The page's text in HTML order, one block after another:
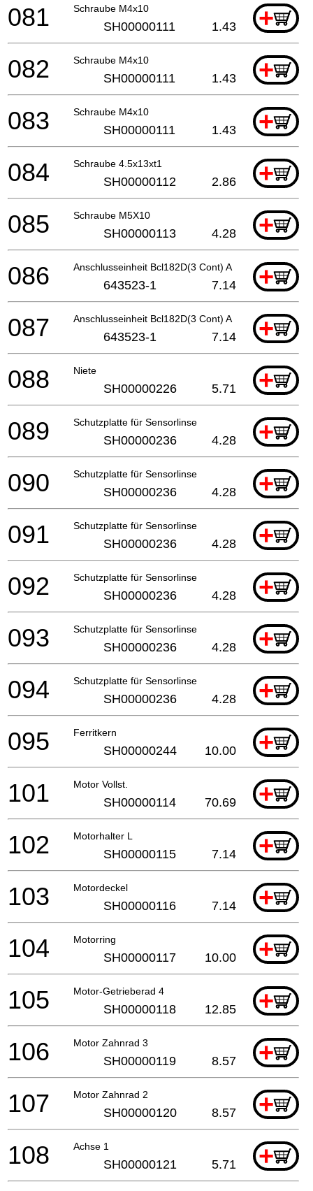
Schraube M4x10 +
081 SH00000111 1.43
Schraube M4x10 +
082 SH00000111 1.43
Schraube M4x10 +
083 SH00000111 1.43
Schraube 4.5x13xt1 +
084 SH00000112 2.86
Schraube M5X10 +
085 SH00000113 4.28
Anschlusseinheit Bcl182D(3 Cont) A +
086 643523-1 7.14
Anschlusseinheit Bcl182D(3 Cont) A +
087 643523-1 7.14
Niete +
088 SH00000226 5.71
Schutzplatte für Sensorlinse +
089 SH00000236 4.28
Schutzplatte für Sensorlinse +
090 SH00000236 4.28
Schutzplatte für Sensorlinse +
091 SH00000236 4.28
Schutzplatte für Sensorlinse +
092 SH00000236 4.28
Schutzplatte für Sensorlinse +
093 SH00000236 4.28
Schutzplatte für Sensorlinse +
094 SH00000236 4.28
Ferritkern +
095 SH00000244 10.00
Motor Vollst. +
101 SH00000114 70.69
Motorhalter L +
102 SH00000115 7.14
Motordeckel +
103 SH00000116 7.14
Motorring +
104 SH00000117 10.00
Motor-Getrieberad 4 +
105 SH00000118 12.85
Motor Zahnrad 3 +
106 SH00000119 8.57
Motor Zahnrad 2 +
107 SH00000120 8.57
Achse 1 +
108 SH00000121 5.71